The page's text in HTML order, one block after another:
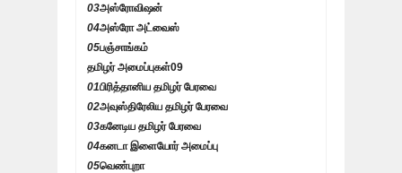
03அஸ்ரோவிஷன்
04அஸ்ரோ அட்வைஸ்
05பஞ்சாங்கம்
தமிழர் அமைப்புகள்09
01பிரித்தானிய தமிழர் பேரவை
02அவுஸ்திரேலிய தமிழர் பேரவை
03கனேடிய தமிழர் பேரவை
04கனடா இளையோர் அமைப்பு
05வெண்புறா